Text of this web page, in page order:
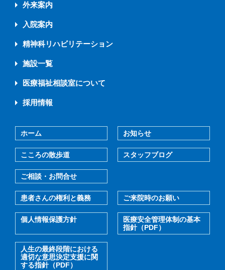
外来案内
入院案内
精神科リハビリテーション
施設一覧
医療福祉相談室について
採用情報
ホーム お知らせ
こころの散歩道 スタッフブログ
ご相談・お問合せ
患者さんの権利と義務 ご来院時のお願い
個人情報保護方針
医療安全管理体制の基本
指針（PDF）
人生の最終段階における
適切な意思決定支援に関
する指針（PDF）